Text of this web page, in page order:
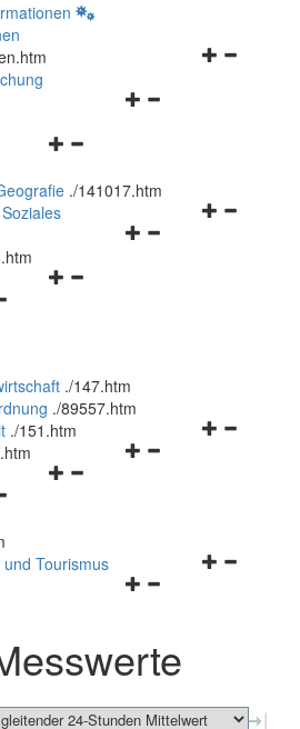
Navigationsmenü
Navigationsmenü
und
schließen
./141017.htm
Navigationsmenü
Navigationsmenü
./147.htm
./89557.htm
Navigationsmenü
./151.htm
Navigationsmenü
Navigationsmenü
schließen
Tourismus